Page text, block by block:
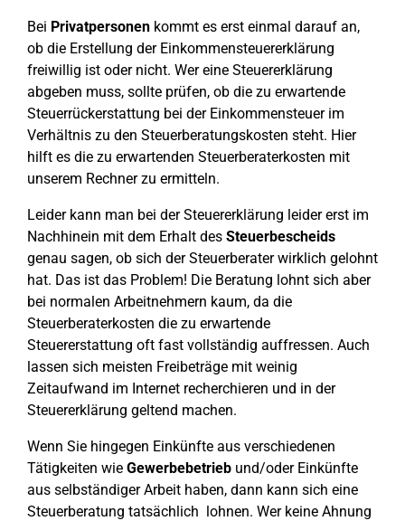
Bei Privatpersonen kommt es erst einmal darauf an,
ob die Erstellung der Einkommensteuererklärung
freiwillig ist oder nicht. Wer eine Steuererklärung
abgeben muss, sollte prüfen, ob die zu erwartende
Steuerrückerstattung bei der Einkommensteuer im
Verhältnis zu den Steuerberatungskosten steht. Hier
hilft es die zu erwartenden Steuerberaterkosten mit
unserem Rechner zu ermitteln.
Leider kann man bei der Steuererklärung leider erst im
Nachhinein mit dem Erhalt des Steuerbescheids
genau sagen, ob sich der Steuerberater wirklich gelohnt
hat. Das ist das Problem! Die Beratung lohnt sich aber
bei normalen Arbeitnehmern kaum, da die
Steuerberaterkosten die zu erwartende
Steuererstattung oft fast vollständig auffressen. Auch
lassen sich meisten Freibeträge mit weinig
Zeitaufwand im Internet recherchieren und in der
Steuererklärung geltend machen.
Wenn Sie hingegen Einkünfte aus verschiedenen
Tätigkeiten wie Gewerbebetrieb und/oder Einkünfte
aus selbständiger Arbeit haben, dann kann sich eine
Steuerberatung tatsächlich lohnen. Wer keine Ahnung